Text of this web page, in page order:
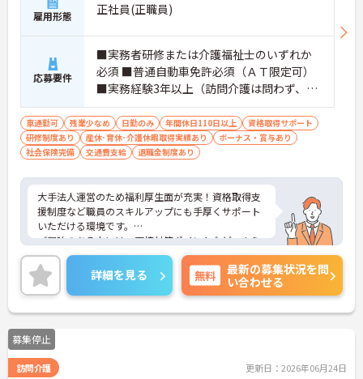
雇用形態 正社員(正職員)
応募要件
■実務者研修または介護福祉士のいずれか
必須 ■普通自動車免許必須（ＡＴ限定可）
■実務経験3年以上（訪問介護は問わず、介
護職全般）必須
車通勤可 残業少なめ 日勤のみ 年間休日110日以上
資格取得サポート
研修制度あり
産休･育休･介護休暇取得実績あり
ボーナス・賞与あり
社会保険完備
交通費支給 退職金制度あり
大手法人運営のため福利厚生面が充実！資格取得支
援制度など職員のスキルアップにも手厚くサポート
いただける環境です。
ご興味のある方には、面接対策ポイントなど、さら
に詳細をお話いたしますので、お気軽にご相談くだ
さい。
詳細を見る 無料
最新の募集状況を問
い合わせる
募集停止
訪問介護 更新日：2026年06月24日